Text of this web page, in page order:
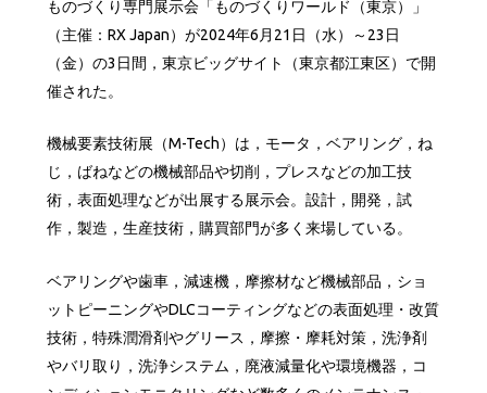
ものづくり専門展示会「ものづくりワールド（東京）」
（主催：RX Japan）が2024年6月21日（水）～23日
（金）の3日間，東京ビッグサイト（東京都江東区）で開
催された。
機械要素技術展（M-Tech）は，モータ，ベアリング，ね
じ，ばねなどの機械部品や切削，プレスなどの加工技
術，表面処理などが出展する展示会。設計，開発，試
作，製造，生産技術，購買部門が多く来場している。
ベアリングや歯車，減速機，摩擦材など機械部品，ショ
ットピーニングやDLCコーティングなどの表面処理・改質
技術，特殊潤滑剤やグリース，摩擦・摩耗対策，洗浄剤
やバリ取り，洗浄システム，廃液減量化や環境機器，コ